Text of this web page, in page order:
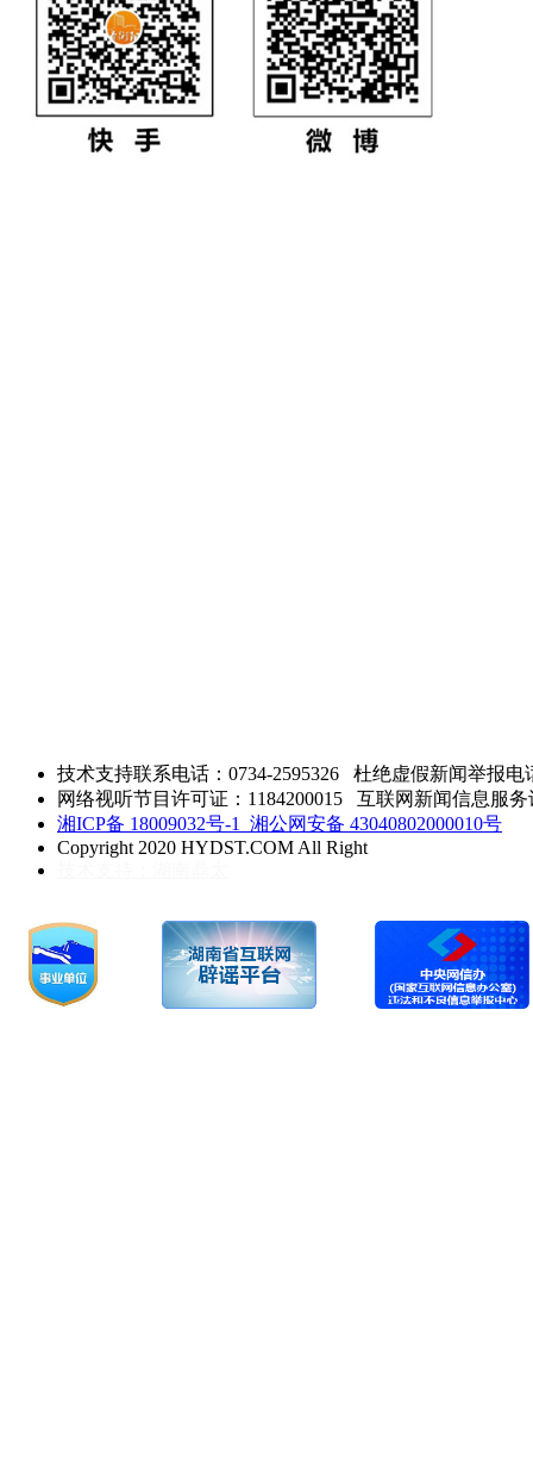
技术支持联系电话：0734-2595326
杜绝虚假新闻举报电
网络视听节目许可证：1184200015 互联网新闻信息服务
湘ICP备 18009032号-1
湘公网安备 43040802000010号
Copyright 2020 HYDST.COM All Right